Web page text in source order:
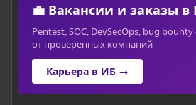
💼 Вакансии и заказы в
Pentest, SOC, DevSecOps, bug
от проверенных компаний
Карьера в ИБ →